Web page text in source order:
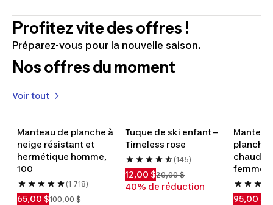
Profitez vite des offres !
Préparez-vous pour la nouvelle saison.
Découvrir
Découvrir
Hommes
Découvrir
Nos offres du moment
Voir tout
Manteau de planche à
neige résistant et
hermétique homme,
100
(1 718)
65,00 $100,00 $
Tuque de ski enfant –
Timeless rose
(145)
12,00 $20,00 $
40% de réduction
planche
chaud
femme,
95,00 $